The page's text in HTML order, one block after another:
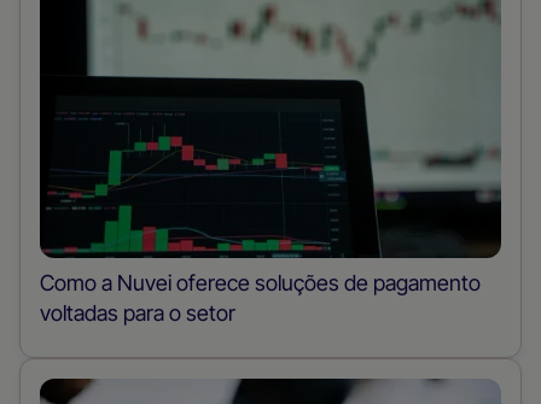
Como a Nuvei oferece soluções de pagamento
voltadas para o setor